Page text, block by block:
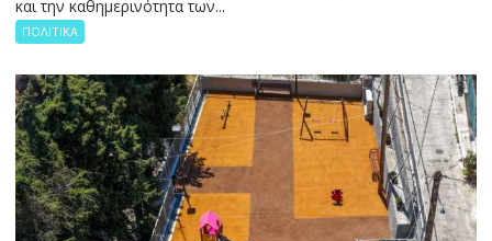
και την καθημερινότητα των...
ΠΟΛΙΤΙΚΑ